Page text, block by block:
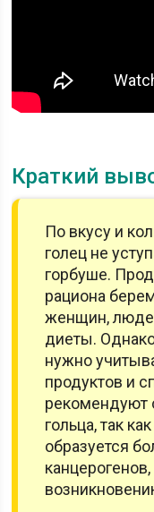
Краткий
По вкусу и
голец не
горбуше.
рациона
женщин,
диеты.
нужно
продуктов и
рекомендуют
гольца, так
образуется